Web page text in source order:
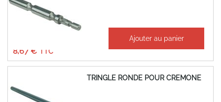
8,67 €
Ajouter au panier
TRINGLE RONDE POUR CREMONE